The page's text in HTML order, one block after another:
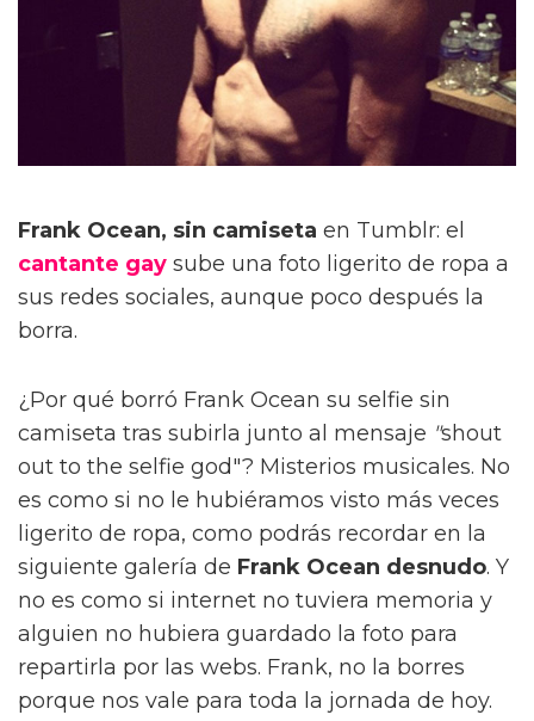
Frank Ocean, sin camiseta en Tumblr: el
cantante gay sube una foto ligerito de ropa a
sus redes sociales, aunque poco después la
borra.
¿Por qué borró Frank Ocean su selfie sin
camiseta tras subirla junto al mensaje "shout
out to the selfie god"? Misterios musicales. No
es como si no le hubiéramos visto más veces
ligerito de ropa, como podrás recordar en la
siguiente galería de Frank Ocean desnudo. Y
no es como si internet no tuviera memoria y
alguien no hubiera guardado la foto para
repartirla por las webs. Frank, no la borres
porque nos vale para toda la jornada de hoy.